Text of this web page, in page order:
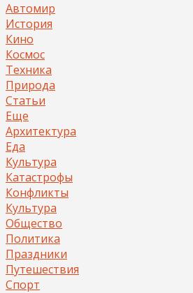
Автомир
История
Кино
Космос
Техника
Природа
Статьи
Еще
Архитектура
Еда
Культура
Катастрофы
Конфликты
Культура
Общество
Политика
Праздники
Путешествия
Спорт